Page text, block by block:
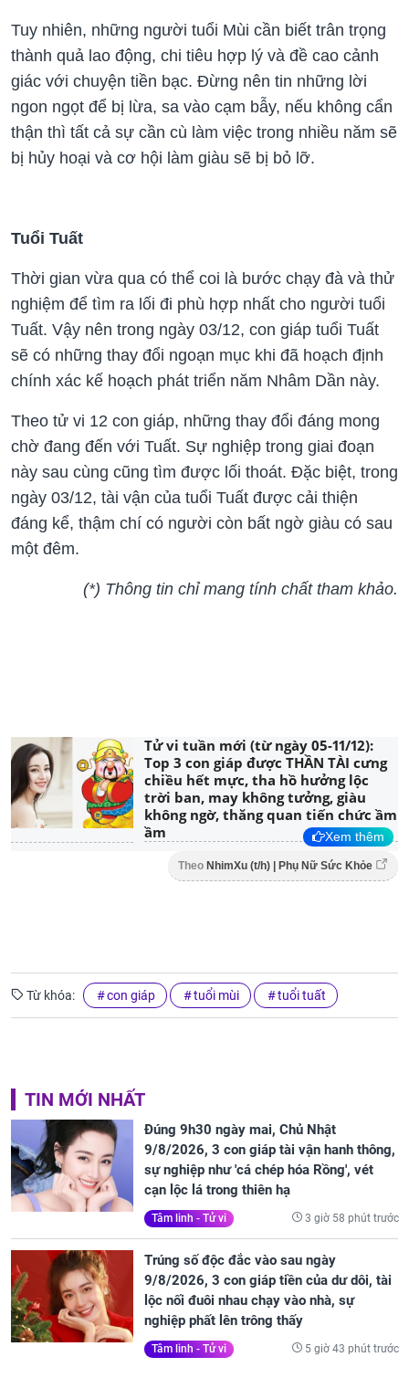
Tuy nhiên, những người tuổi Mùi cần biết trân trọng
thành quả lao động, chi tiêu hợp lý và đề cao cảnh
giác với chuyện tiền bạc. Đừng nên tin những lời
ngon ngọt để bị lừa, sa vào cạm bẫy, nếu không cẩn
thận thì tất cả sự cần cù làm việc trong nhiều năm sẽ
bị hủy hoại và cơ hội làm giàu sẽ bị bỏ lỡ.
Tuổi Tuất
Thời gian vừa qua có thể coi là bước chạy đà và thử
nghiệm để tìm ra lối đi phù hợp nhất cho người tuổi
Tuất. Vậy nên trong ngày 03/12, con giáp tuổi Tuất
sẽ có những thay đổi ngoạn mục khi đã hoạch định
chính xác kế hoạch phát triển năm Nhâm Dần này.
Theo tử vi 12 con giáp, những thay đổi đáng mong
chờ đang đến với Tuất. Sự nghiệp trong giai đoạn
này sau cùng cũng tìm được lối thoát. Đặc biệt, trong
ngày 03/12, tài vận của tuổi Tuất được cải thiện
đáng kể, thậm chí có người còn bất ngờ giàu có sau
một đêm.
(*) Thông tin chỉ mang tính chất tham khảo.
Tử vi tuần mới (từ ngày 05-11/12):
Top 3 con giáp được THẦN TÀI cưng
chiều hết mực, tha hồ hưởng lộc
trời ban, may không tưởng, giàu
không ngờ, thăng quan tiến chức ầm
ầm
Xem thêm
Theo NhimXu (t/h) | Phụ Nữ Sức Khỏe
Từ khóa: con giáp tuổi mùi tuổi tuất
TIN MỚI NHẤT
Đúng 9h30 ngày mai, Chủ Nhật
9/8/2026, 3 con giáp tài vận hanh thông,
sự nghiệp như 'cá chép hóa Rồng', vét
cạn lộc lá trong thiên hạ
Tâm linh - Tử vi 3 giờ 58 phút trước
Trúng số độc đắc vào sau ngày
9/8/2026, 3 con giáp tiền của dư dôi, tài
lộc nối đuôi nhau chạy vào nhà, sự
nghiệp phất lên trông thấy
Tâm linh - Tử vi 5 giờ 43 phút trước